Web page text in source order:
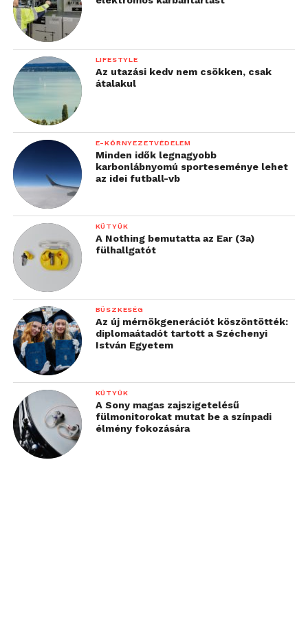
LIFESTYLE
Az utazási kedv nem csökken, csak
átalakul
E-KÖRNYEZETVÉDELEM
Minden idők legnagyobb
karbonlábnyomú sporteseménye lehet
az idei futball-vb
KÜTYÜK
A Nothing bemutatta az Ear (3a)
fülhallgatót
BÜSZKESÉG
Az új mérnökgenerációt köszöntötték:
diplomaátadót tartott a Széchenyi
István Egyetem
KÜTYÜK
A Sony magas zajszigetelésű
fülmonitorokat mutat be a színpadi
élmény fokozására